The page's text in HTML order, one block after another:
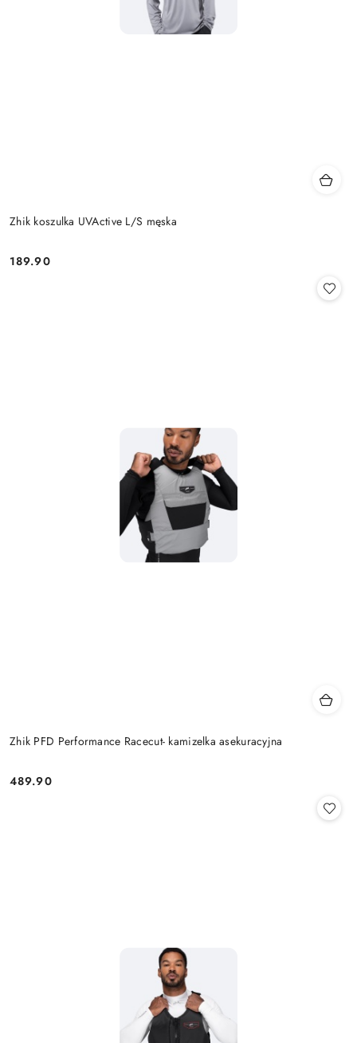
Zhik koszulka UVActive L/S męska
Cena:
189.90
Zhik PFD Performance Racecut- kamizelka asekuracyjna
Cena:
489.90